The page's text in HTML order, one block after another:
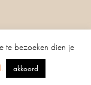
ons!
te bezoeken dien je
akkoord
0